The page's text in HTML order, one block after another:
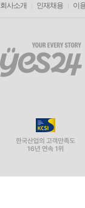
회사소개 인재채용 이